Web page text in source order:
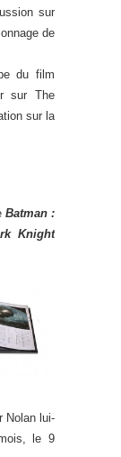
sur
de
du film
sur The
sur la
Batman :
Knight
Nolan lui-
le 9